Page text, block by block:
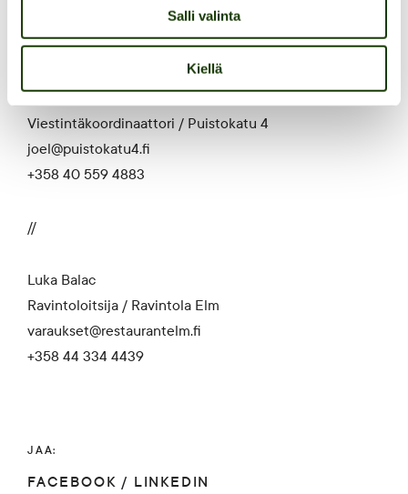
Salli valinta
Kiellä
Lisätietoa:
Joel Haapamäki
Viestintäkoordinaattori / Puistokatu 4
joel@puistokatu4.fi
+358 40 559 4883
//
Luka Balac
Ravintoloitsija / Ravintola Elm
varaukset@restaurantelm.fi
+358 44 334 4439
JAA:
FACEBOOK / LINKEDIN